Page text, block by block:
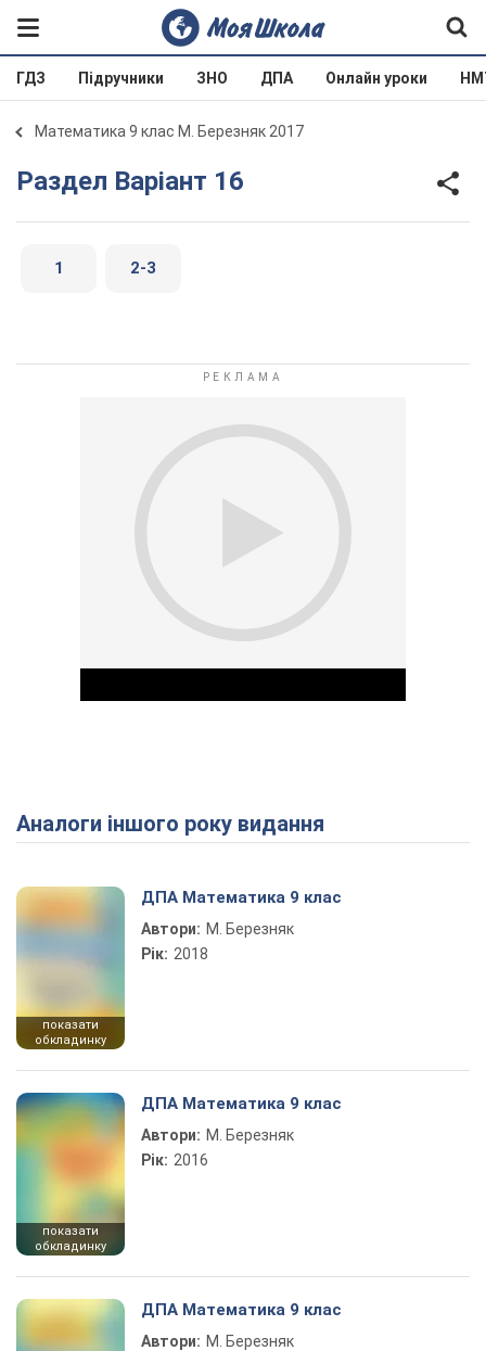
ГДЗ Підручники ЗНО ДПА Онлайн уроки
Математика 9 клас М. Березняк 2017
Раздел Варіант 16
1 2-3
Play Video
Аналоги іншого року видання
показати
обкладинку
ДПА Математика 9 клас
Автори: М. Березняк
Рік: 2018
показати
обкладинку
ДПА Математика 9 клас
Автори: М. Березняк
Рік: 2016
ДПА Математика 9 клас
Автори: М. Березняк